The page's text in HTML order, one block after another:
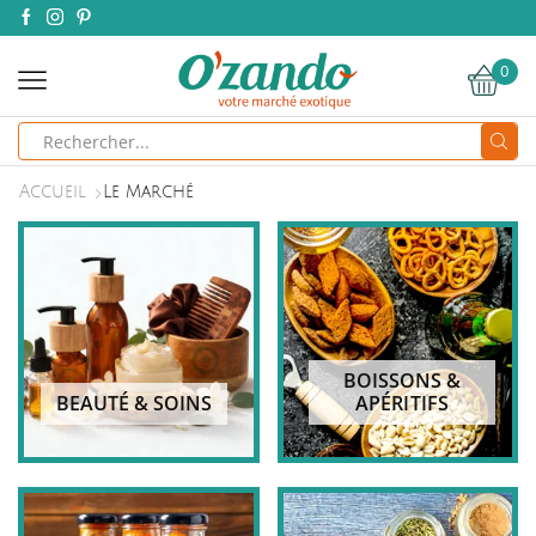
0
Accueil Le Marché
BEAUTÉ & SOINS
BOISSONS &
APÉRITIFS